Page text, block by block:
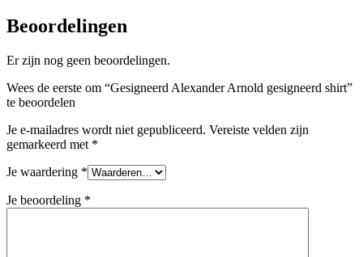
Beoordelingen
Er zijn nog geen beoordelingen.
Wees de eerste om “Gesigneerd Alexander Arnold gesigneerd shirt”
te beoordelen
Je e-mailadres wordt niet gepubliceerd. Vereiste velden zijn
gemarkeerd met *
Je waardering *
Je beoordeling *